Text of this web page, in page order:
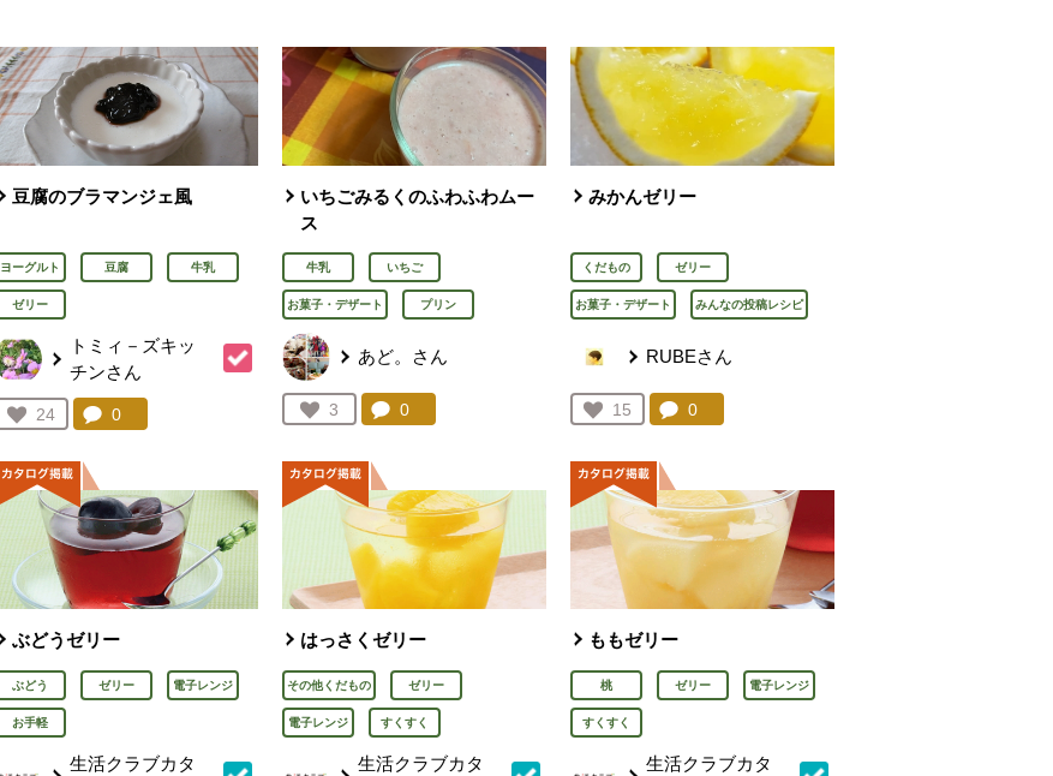
豆腐のブラマンジェ風
ヨーグルト 豆腐 牛乳
ゼリー
トミィ－ズキッ
チンさん
お気に入り登録：
24
人が登録
コメント：
0
いちごみるくのふわふわムー
ス
牛乳 いちご
お菓子・デザート プリン
あど。さん
お気に入り登録：
3
人が登録
コメント：
0件。コメントを見る。
みかんゼリー
くだもの ゼリー
お菓子・デザート みんなの投稿レシピ
RUBEさん
お気に入り登録：
15
人が登録
コメント：
0件。コメントを見る。
ぶどうゼリー
ぶどう ゼリー 電子レンジ
お手軽
生活クラブカタ
はっさくゼリー
その他くだもの ゼリー
電子レンジ すくすく
生活クラブカタ
ももゼリー
桃 ゼリー 電子レンジ
すくすく
生活クラブカタ